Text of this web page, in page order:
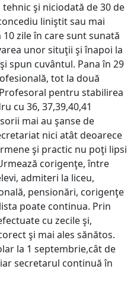
şi niciodată de 30 de
liniştit sau mai
zile în care sunt sunată
unor situţii şi înapoi la
spun cuvântul. Pana în 29
tot la două
pentru stabilirea
cu 36, 37,39,40,41
mai au şanse de
nici atât deoarece
şi practic nu poţi lipsi
corigenţe, între
admiteri la liceu,
pensionări, corigenţe
poate continua. Prin
cu zecile şi,
şi mai ales sănătos.
la 1 septembrie,cât de
secretarul continuă în